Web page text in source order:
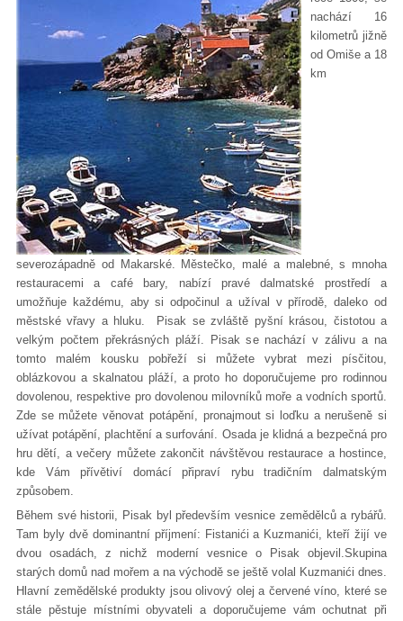
nachází 16
kilometrů jižně
od Omiše a 18
km
severozápadně od Makarské. Městečko, malé a malebné, s mnoha
restauracemi a café bary, nabízí pravé dalmatské prostředí a
umožňuje každému, aby si odpočinul a užíval v přírodě, daleko od
městské vřavy a hluku. Pisak se zvláště pyšní krásou, čistotou a
velkým počtem překrásných pláží. Pisak se nachází v zálivu a na
tomto malém kousku pobřeží si můžete vybrat mezi písčitou,
oblázkovou a skalnatou pláží, a proto ho doporučujeme pro rodinnou
dovolenou, respektive pro dovolenou milovníků moře a vodních sportů.
Zde se můžete věnovat potápění, pronajmout si loďku a nerušeně si
užívat potápění, plachtění a surfování. Osada je klidná a bezpečná pro
hru dětí, a večery můžete zakončit návštěvou restaurace a hostince,
kde Vám přívětiví domácí připraví rybu tradičním dalmatským
způsobem.
Během své historii, Pisak byl především vesnice zemědělců a rybářů.
Tam byly dvě dominantní příjmení: Fistanići a Kuzmanići, kteří žijí ve
dvou osadách, z nichž moderní vesnice o Pisak objevil.Skupina
starých domů nad mořem a na východě se ještě volal Kuzmanići dnes.
Hlavní zemědělské produkty jsou olivový olej a červené víno, které se
stále pěstuje místními obyvateli a doporučujeme vám ochutnat při